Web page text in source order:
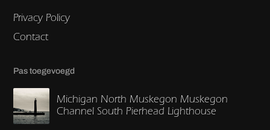
Privacy Policy
Contact
Pas toegevoegd
Michigan North Muskegon Muskegon
Channel South Pierhead Lighthouse